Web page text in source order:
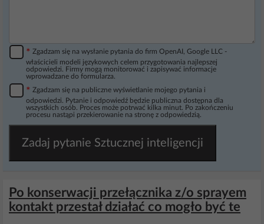
* Zgadzam się na wysłanie pytania do firm OpenAI, Google LLC -
właścicieli modeli językowych celem przygotowania najlepszej
odpowiedzi. Firmy mogą monitorować i zapisywać informacje
wprowadzane do formularza.
* Zgadzam się na publiczne wyświetlanie mojego pytania i
odpowiedzi. Pytanie i odpowiedź będzie publiczna dostępna dla
wszystkich osób. Proces może potrwać kilka minut. Po zakończeniu
procesu nastąpi przekierowanie na stronę z odpowiedzią.
Zadaj pytanie Sztucznej inteligencji
Po konserwacji przełącznika z/o sprayem
kontakt przestał działać co mogło być te